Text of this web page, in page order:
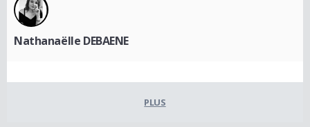
Nathanaëlle DEBAENE
PLUS